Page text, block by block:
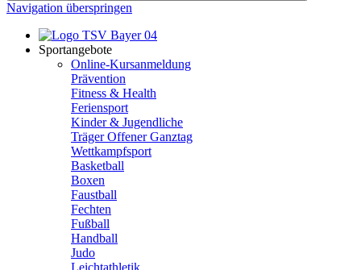
Navigation überspringen
Sportangebote
Online-Kursanmeldung
Prävention
Fitness & Health
Feriensport
Kinder & Jugendliche
Träger Offener Ganztag
Wettkampfsport
Basketball
Boxen
Faustball
Fechten
Fußball
Handball
Judo
Leichtathletik